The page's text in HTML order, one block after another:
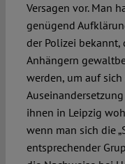
Versagen vor. Man
genügend
der Polizei bekannt,
Anhängern
werden, um auf
ihnen in Leipzig
wenn man sich die
entsprechender